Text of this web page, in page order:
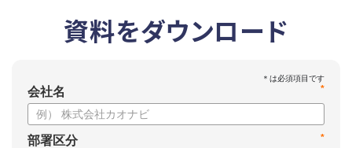
資料をダウンロード
*
会社名
*
部署区分